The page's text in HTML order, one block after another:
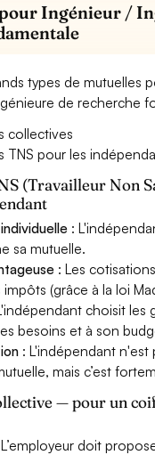
Ingénieur /
types de mutuelles
de recherche
collectives
TNS pour les
(Travailleur Non
:
sa mutuelle.
: Les
(grâce à la loi
choisit les
besoins et à son
: L'indépendant n'est
mais c’est
— pour un
doit